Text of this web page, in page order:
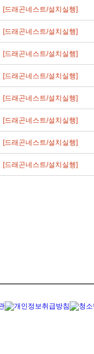
[드래곤네스트/설치실행]
[드래곤네스트/설치실행]
[드래곤네스트/설치실행]
[드래곤네스트/설치실행]
[드래곤네스트/설치실행]
[드래곤네스트/설치실행]
[드래곤네스트/설치실행]
[드래곤네스트/설치실행]